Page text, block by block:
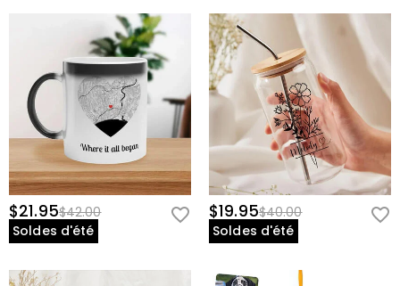
$21.95$42.00
Soldes d'été
$19.95$40.00
Soldes d'été